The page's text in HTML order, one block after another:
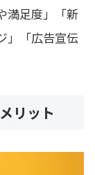
満足度」「新
」「広告宣伝
リット